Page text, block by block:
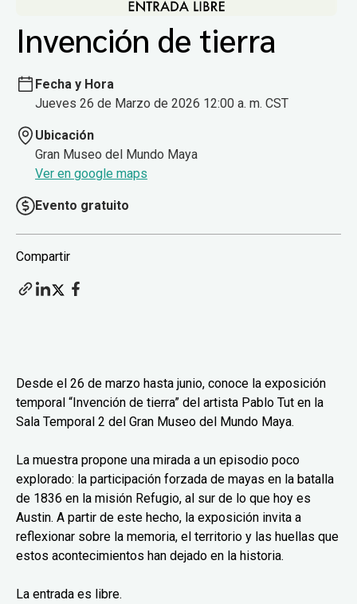
Invención de tierra
Fecha y Hora
Jueves 26 de Marzo de 2026 12:00 a. m. CST
Ubicación
Gran Museo del Mundo Maya
Ver en google maps
Evento gratuito
Compartir
Desde el 26 de marzo hasta junio, conoce la exposición
temporal “Invención de tierra” del artista Pablo Tut en la
Sala Temporal 2 del Gran Museo del Mundo Maya.
La muestra propone una mirada a un episodio poco
explorado: la participación forzada de mayas en la batalla
de 1836 en la misión Refugio, al sur de lo que hoy es
Austin. A partir de este hecho, la exposición invita a
reflexionar sobre la memoria, el territorio y las huellas que
estos acontecimientos han dejado en la historia.
La entrada es libre.